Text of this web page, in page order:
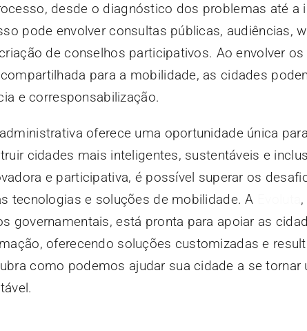
desde o diagnóstico dos problemas até a
pode envolver consultas públicas, audiências,
de conselhos participativos. Ao envolver
para a mobilidade, as cidades
e corresponsabilização.
oferece uma oportunidade única
cidades mais inteligentes, sustentáveis e
e participativa, é possível superar os
tecnologias e soluções de mobilidade. A
governamentais, está pronta para apoiar as
oferecendo soluções customizadas e
como podemos ajudar sua cidade a se tornar